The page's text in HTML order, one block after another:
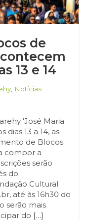
de
13 e 14
Notícias
‘José Maria
dias 13 a 14, as
de Blocos
compor a
serão
do
Cultural
até às 16h30 do
serão mais
do […]